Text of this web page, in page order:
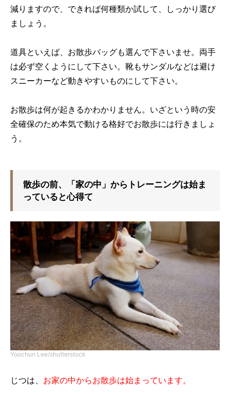
減りますので、できれば何種類か試して、しっかり選び
ましょう。
道具といえば、お散歩バッグも選んで下さいませ。両手
は必ず空くようにして下さい。靴もサンダルなどは避け
スニーカーなど動きやすいものにして下さい。
お散歩は何が起きるかわかりません。いざという時の安
全確保のため本気で動ける格好でお散歩には行きましょ
う。
散歩の前、「家の中」からトレーニングは始ま
っていると心得て
Yoochun Lee/shutterstock
じつは、 お家の中からお散歩は始まっています。